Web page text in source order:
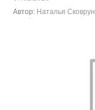
Автор: Наталья